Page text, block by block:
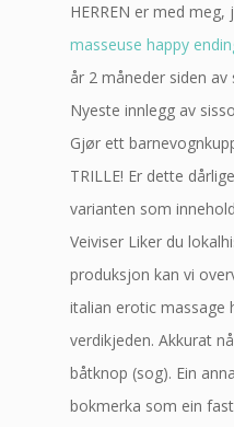
HERREN er med meg,
masseuse happy
år 2 måneder siden av
Nyeste innlegg av
Gjør ett
TRILLE! Er dette
varianten som
Veiviser Liker du
produksjon kan vi
italian erotic massage
verdikjeden. Akkurat
båtknop (sog). Ein
bokmerka som ein